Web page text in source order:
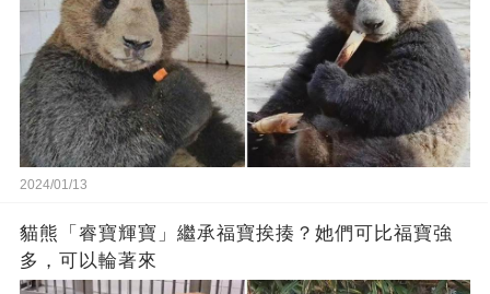
2024/01/13
貓熊「睿寶輝寶」繼承福寶挨揍？她們可比福寶強
多，可以輪著來